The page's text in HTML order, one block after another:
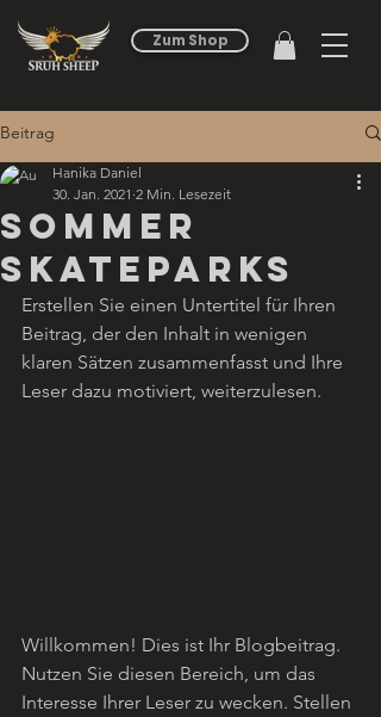
Zum Shop
Beitrag
Sommer
Skateparks
Hanika Daniel
30. Jan. 2021 2 Min. Lesezeit
Erstellen Sie einen Untertitel für Ihren
Beitrag, der den Inhalt in wenigen
klaren Sätzen zusammenfasst und Ihre
Leser dazu motiviert, weiterzulesen.
Willkommen! Dies ist Ihr Blogbeitrag.
Nutzen Sie diesen Bereich, um das
Interesse Ihrer Leser zu wecken. Stellen